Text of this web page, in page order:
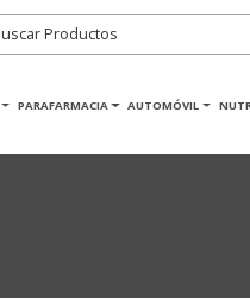
PARAFARMACIA AUTOMÓVIL